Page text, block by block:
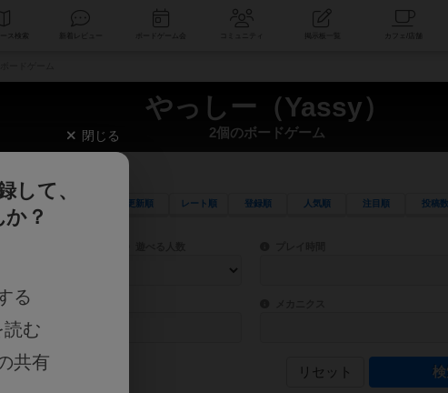
データベース コミュニティ
やっしー（Yassy）
2個のボードゲーム
更新順 レート順 登録順 人気順 注目順 投稿数
象にフリーワード検索ができます。
名を指定して検索できます。 目安となる所要時間を指定すること
界観や登場人物などモチーフ・ストーリーを指定することができます。直感的にゲームシステム
ーマ/フレーバー ゲーム性を構成するコアシステムで
リセット
閉じる
して、
？
る
む
共有